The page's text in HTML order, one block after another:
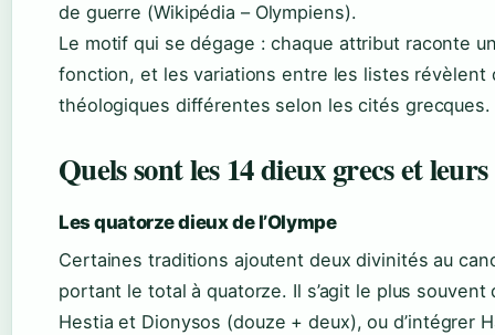
de guerre (Wikipédia – Olympiens).
Le motif qui se dégage : chaque attribut raconte
fonction, et les variations entre les listes révèlent
théologiques différentes selon les cités grecques.
Quels sont les 14 dieux grecs et
Les quatorze dieux de l’Olympe
Certaines traditions ajoutent deux divinités au
portant le total à quatorze. Il s’agit le plus souvent
Hestia et Dionysos (douze + deux), ou d’intégrer